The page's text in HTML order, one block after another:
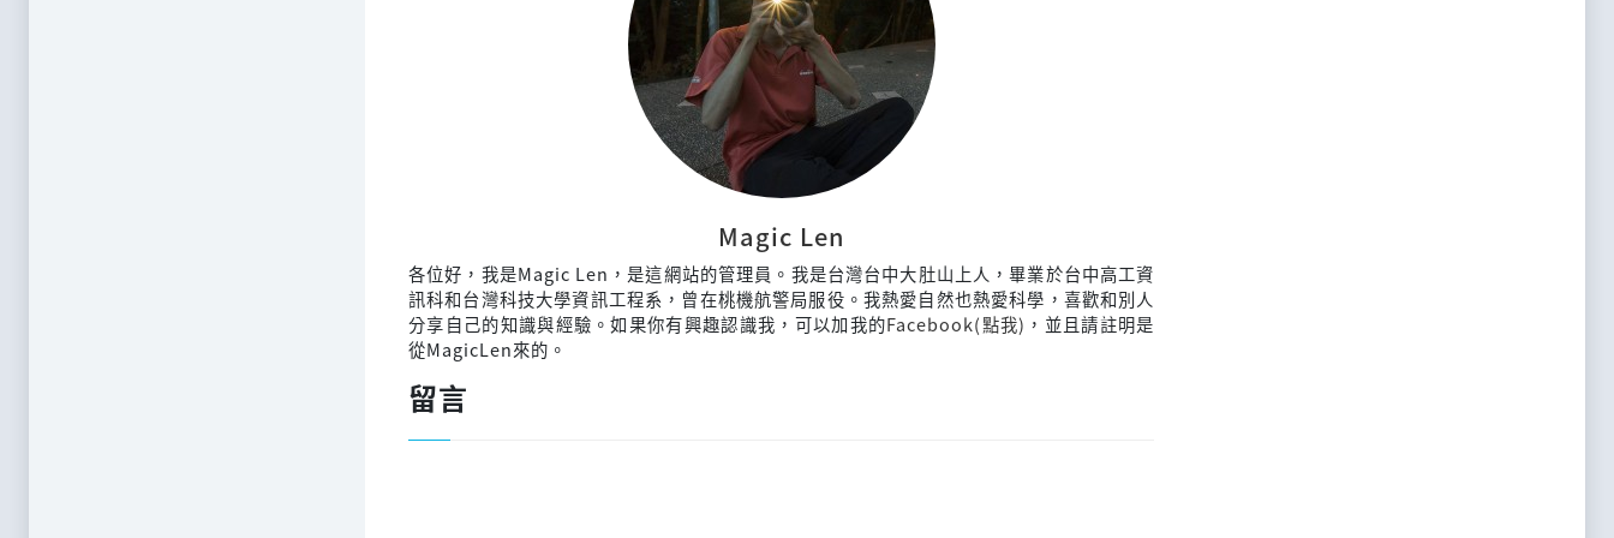
Magic Len
各位好，我是Magic Len，是這網站的管理員。我是台灣台中大肚山上人，畢業於台中高工資
訊科和台灣科技大學資訊工程系，曾在桃機航警局服役。我熱愛自然也熱愛科學，喜歡和別人
分享自己的知識與經驗。如果你有興趣認識我，可以加我的Facebook(點我) ，並且請註明是
從MagicLen來的。
留言